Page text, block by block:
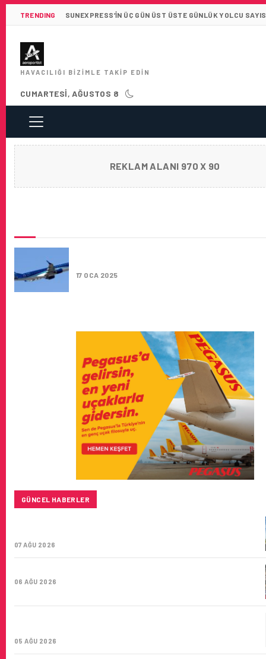
TRENDING SUNEXPRESS’IN ÜÇ GÜN ÜST ÜSTE GÜNLÜK YOLCU
HAVACILIĞI BIZIMLE TAKIP EDIN
CUMARTESI, AĞUSTOS 8
REKLAM ALANI 970 X 90
17 OCA 2025
GÜNCEL HABERLER
07 AĞU 2026
06 AĞU 2026
05 AĞU 2026